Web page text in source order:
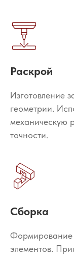
Раскрой
Изготовление
геометрии.
механическую
точности.
Сборка
Формирование
элементов.